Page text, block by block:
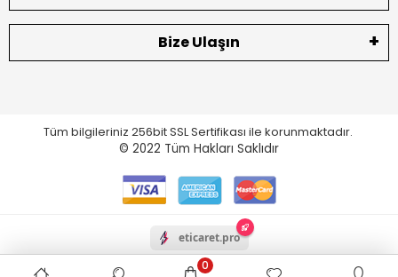
Bize Ulaşın
Tüm bilgileriniz 256bit SSL Sertifikası ile korunmaktadır.
© 2022 Tüm Hakları Saklıdır
0
eticaret.pro